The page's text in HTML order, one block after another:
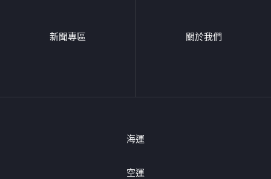
新聞專區 關於我們
海運
空運